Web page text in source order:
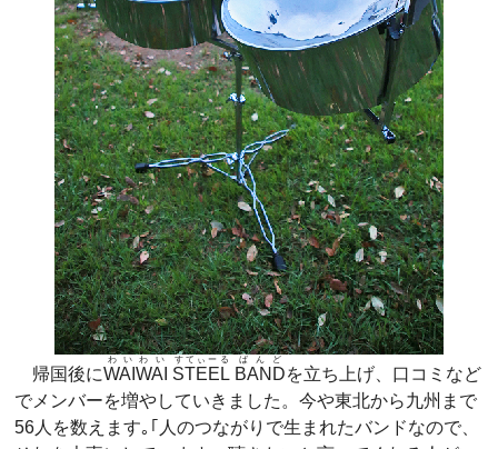
帰国後にWAIWAI
わいわい
STEEL
すてぃーる
BAND
ばんど
を立ち上げ、口コミなど
でメンバーを増やしていきました。今や東北から九州まで
56人を数えます｡｢人のつながりで生まれたバンドなので、